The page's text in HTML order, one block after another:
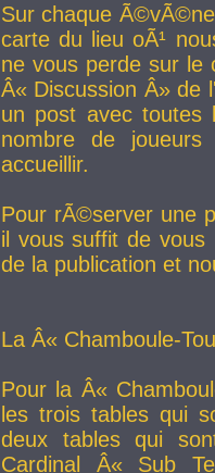
Sur chaque
carte du lieu oÃ¹
ne vous perde sur le
Â« Discussion Â» de
un post avec toutes
nombre de
accueillir.
Pour rÃ©server une
il vous suffit de vous
de la publication et
La Â« Chamboule-
Pour la Â«
les trois tables qui
deux tables qui
Cardinal
Â« Sub